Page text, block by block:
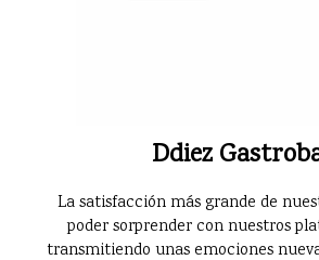
Ddiez
La satisfacción más grande de
poder sorprender con nuestros
transmitiendo unas emociones